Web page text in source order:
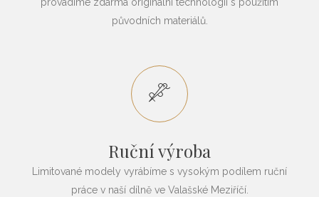
provádíme zdarma originální technologií s použitím
původních materiálů.
Ruční výroba
Limitované modely vyrábíme s vysokým podílem ruční
práce v naší dílně ve Valašské Meziříčí.